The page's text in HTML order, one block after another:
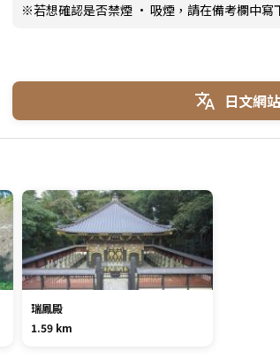
※若想確認是否禁煙 · 吸煙，請在備考欄中寫
日文網站
瑞鳳殿
1.59 km